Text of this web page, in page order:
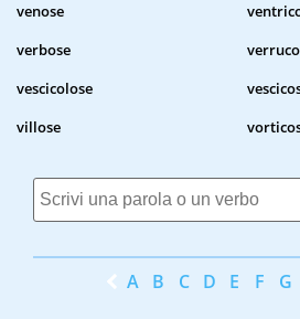
venose
verbose
vescicolose
villose
A B C D E F G